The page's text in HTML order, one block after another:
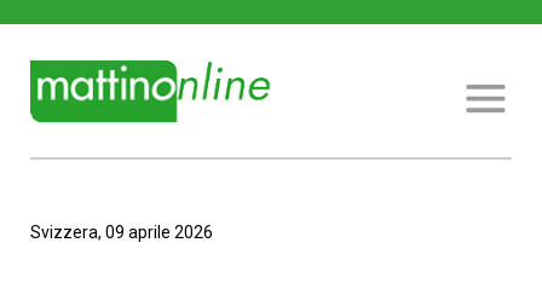
Svizzera, 09 aprile 2026